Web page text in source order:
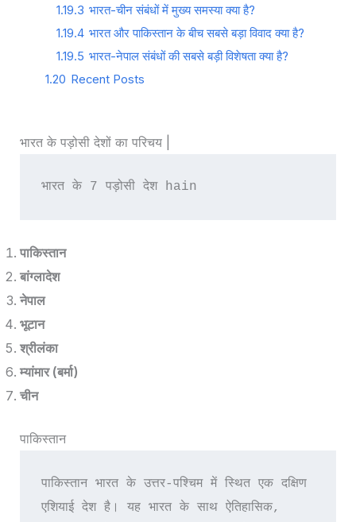
1.19.3 भारत-चीन संबंधों में मुख्य समस्या क्या है?
1.19.4 भारत और पाकिस्तान के बीच सबसे बड़ा विवाद क्या है?
1.19.5 भारत-नेपाल संबंधों की सबसे बड़ी विशेषता क्या है?
1.20 Recent Posts
भारत के पड़ोसी देशों का परिचय |
भारत के 7 पड़ोसी देश hain
पाकिस्तान
बांग्लादेश
नेपाल
भूटान
श्रीलंका
म्यांमार (बर्मा)
चीन
पाकिस्तान
पाकिस्तान भारत के उत्तर-पश्चिम में स्थित एक दक्षिण
एशियाई देश है। यह भारत के साथ ऐतिहासिक,